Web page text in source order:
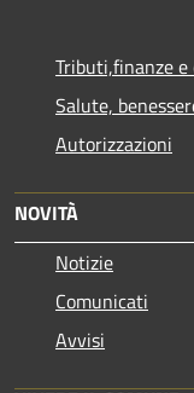
Tributi,finanze
Salute,
Autorizzazioni
NOVITÀ
Notizie
Comunicati
Avvisi